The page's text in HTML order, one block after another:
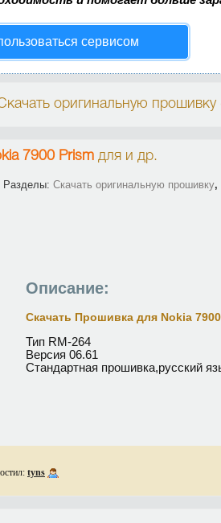
сервисом
оригинальную прошивку
7900 Prism для и др.
Скачать оригинальную прошивку
Описание:
Скачать Прошивка для Nokia
Тип RM-264
Версия 06.61
Стандартная прошивка,русский
tyns